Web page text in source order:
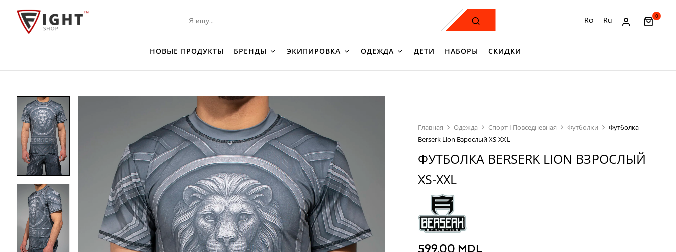
Ro Ru 0
НОВЫЕ ПРОДУКТЫ БРЕНДЫ ЭКИПИРОВКА ОДЕЖДА ДЕТИ НАБОРЫ СКИДКИ
Главная Одежда Спорт I Повседневная Футболки
Футболка
Berserk Lion Взрослый XS-XXL
ФУТБОЛКА BERSERK LION ВЗРОСЛЫЙ
XS-XXL
599.00 MDL